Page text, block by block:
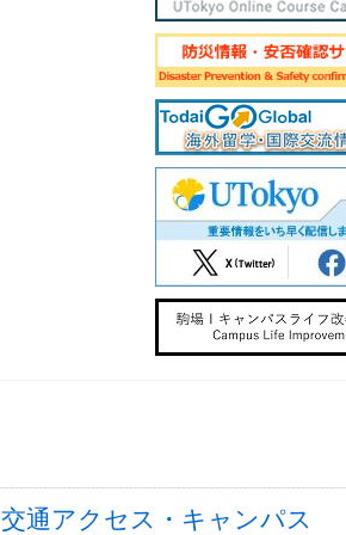
交通アクセス・キャンパス